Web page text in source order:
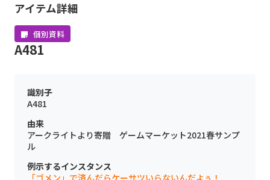
アイテム詳細
個別資料
A481
識別子
A481
由来
アークライトより寄贈 ゲームマーケット2021春サンプ
ル
例示するインスタンス
「ゴメン」で済んだらケーサツいらないんだよぅ！